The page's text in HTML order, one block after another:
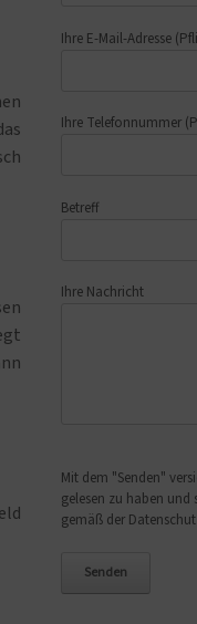
Ihre E-Mail-Adresse
Ihre Telefonnummer
Betreff
Ihre Nachricht
Mit dem "Senden"
gelesen zu haben
gemäß der